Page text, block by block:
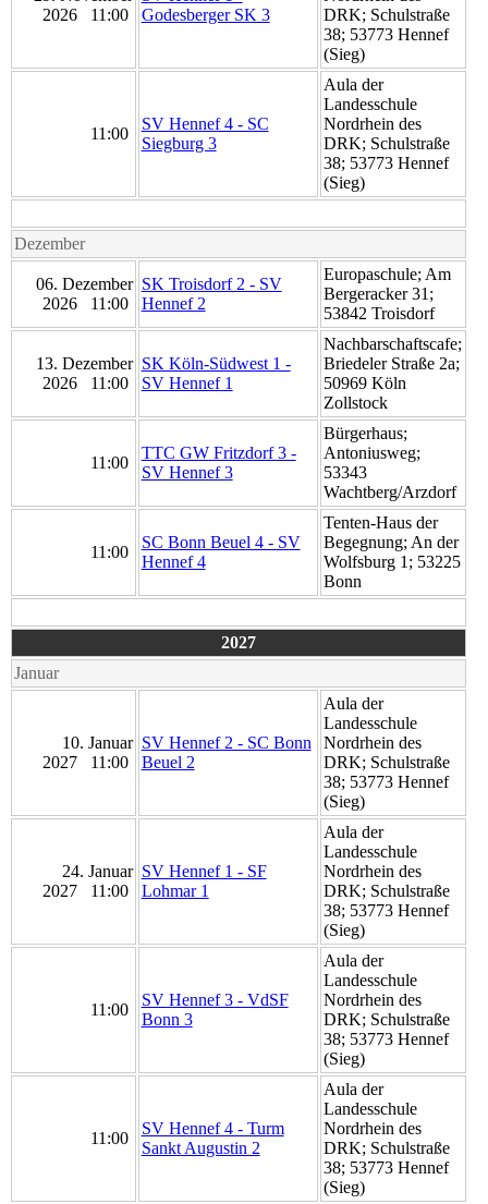
2026 11:00
Godesberger SK 3
DRK; Schulstraße
38; 53773 Hennef
(Sieg)
11:00
SV Hennef 4 - SC
Siegburg 3
Aula der
Landesschule
Nordrhein des
DRK; Schulstraße
38; 53773 Hennef
(Sieg)
Dezember
06. Dezember
2026 11:00
SK Troisdorf 2 - SV
Hennef 2
Europaschule; Am
Bergeracker 31;
53842 Troisdorf
13. Dezember
2026 11:00
SK Köln-Südwest 1 -
SV Hennef 1
Nachbarschaftscafe;
Briedeler Straße 2a;
50969 Köln
Zollstock
11:00
TTC GW Fritzdorf 3 -
SV Hennef 3
Bürgerhaus;
Antoniusweg;
53343
Wachtberg/Arzdorf
11:00
SC Bonn Beuel 4 - SV
Hennef 4
Tenten-Haus der
Begegnung; An der
Wolfsburg 1; 53225
Bonn
2027
Januar
10. Januar
2027 11:00
SV Hennef 2 - SC Bonn
Beuel 2
Aula der
Landesschule
Nordrhein des
DRK; Schulstraße
38; 53773 Hennef
(Sieg)
24. Januar
2027 11:00
SV Hennef 1 - SF
Lohmar 1
Aula der
Landesschule
Nordrhein des
DRK; Schulstraße
38; 53773 Hennef
(Sieg)
11:00
SV Hennef 3 - VdSF
Bonn 3
Aula der
Landesschule
Nordrhein des
DRK; Schulstraße
38; 53773 Hennef
(Sieg)
11:00
SV Hennef 4 - Turm
Sankt Augustin 2
Aula der
Landesschule
Nordrhein des
DRK; Schulstraße
38; 53773 Hennef
(Sieg)